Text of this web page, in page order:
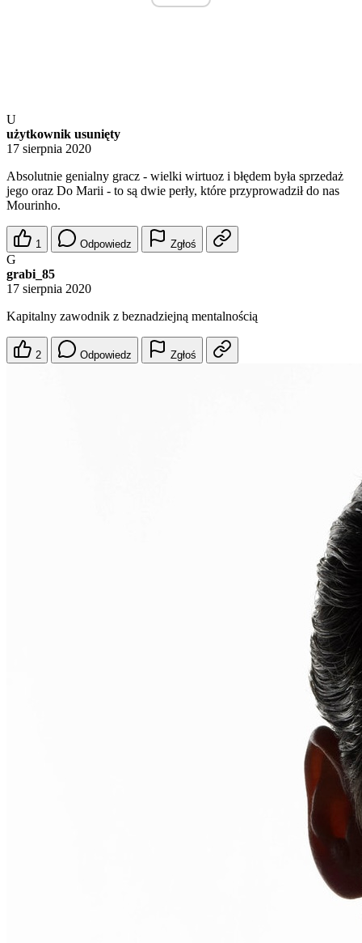
U
użytkownik usunięty
17 sierpnia 2020
Absolutnie genialny gracz - wielki wirtuoz i błędem była sprzedaż
jego oraz Do Marii - to są dwie perły, które przyprowadził do nas
Mourinho.
1 Odpowiedz Zgłoś
G
grabi_85
17 sierpnia 2020
Kapitalny zawodnik z beznadziejną mentalnością
2 Odpowiedz Zgłoś